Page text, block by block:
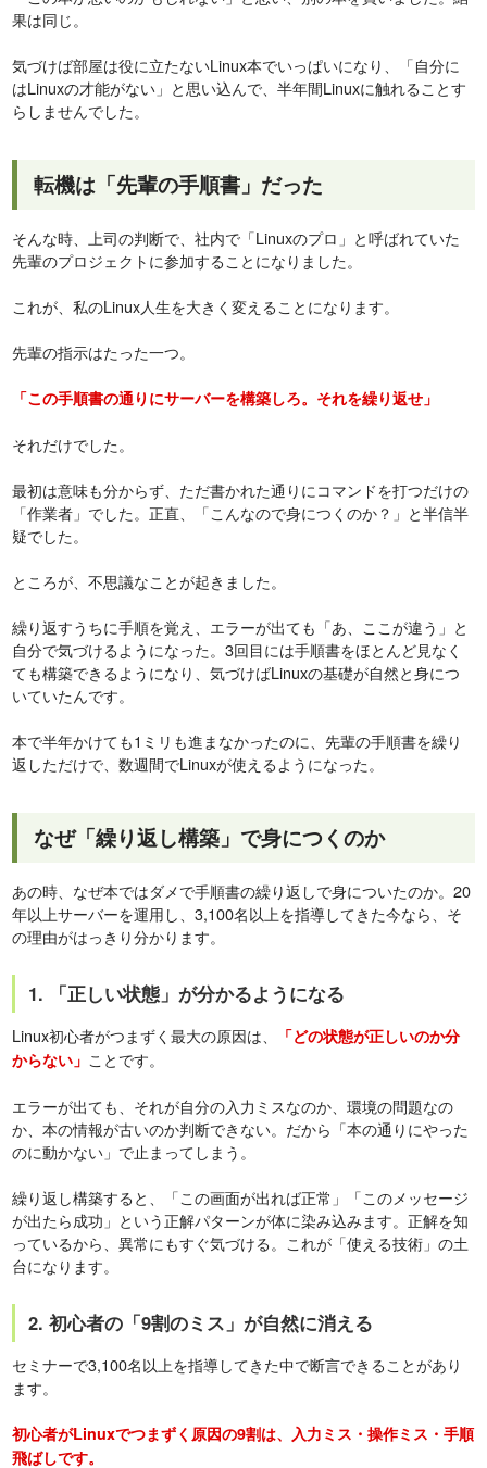
果は同じ。
気づけば部屋は役に立たないLinux本でいっぱいになり、「自分に
はLinuxの才能がない」と思い込んで、半年間Linuxに触れることす
らしませんでした。
転機は「先輩の手順書」だった
そんな時、上司の判断で、社内で「Linuxのプロ」と呼ばれていた
先輩のプロジェクトに参加することになりました。
これが、私のLinux人生を大きく変えることになります。
先輩の指示はたった一つ。
「この手順書の通りにサーバーを構築しろ。それを繰り返せ」
それだけでした。
最初は意味も分からず、ただ書かれた通りにコマンドを打つだけの
「作業者」でした。正直、「こんなので身につくのか？」と半信半
疑でした。
ところが、不思議なことが起きました。
繰り返すうちに手順を覚え、エラーが出ても「あ、ここが違う」と
自分で気づけるようになった。3回目には手順書をほとんど見なく
ても構築できるようになり、気づけばLinuxの基礎が自然と身につ
いていたんです。
本で半年かけても1ミリも進まなかったのに、先輩の手順書を繰り
返しただけで、数週間でLinuxが使えるようになった。
なぜ「繰り返し構築」で身につくのか
あの時、なぜ本ではダメで手順書の繰り返しで身についたのか。20
年以上サーバーを運用し、3,100名以上を指導してきた今なら、そ
の理由がはっきり分かります。
1. 「正しい状態」が分かるようになる
Linux初心者がつまずく最大の原因は、
「どの状態が正しいのか分
からない」 ことです。
エラーが出ても、それが自分の入力ミスなのか、環境の問題なの
か、本の情報が古いのか判断できない。だから「本の通りにやった
のに動かない」で止まってしまう。
繰り返し構築すると、「この画面が出れば正常」「このメッセージ
が出たら成功」という正解パターンが体に染み込みます。正解を知
っているから、異常にもすぐ気づける。これが「使える技術」の土
台になります。
2. 初心者の「9割のミス」が自然に消える
セミナーで3,100名以上を指導してきた中で断言できることがあり
ます。
初心者がLinuxでつまずく原因の9割は、入力ミス・操作ミス・手順
飛ばしです。